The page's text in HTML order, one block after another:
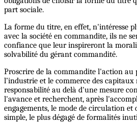
part sociale.
La forme du titre, en effet, n'intéresse
avec la société en commandite, ils ne
confiance que leur inspireront la
solvabilité du gérant commandité.
Proscrire de la commandite l'action au
l’industrie et le commerce des
responsabilité au delà d'une mesure
l'avance et recherchent, après
engagements, le mode de circulation et
simple, le plus dégagé de formalités